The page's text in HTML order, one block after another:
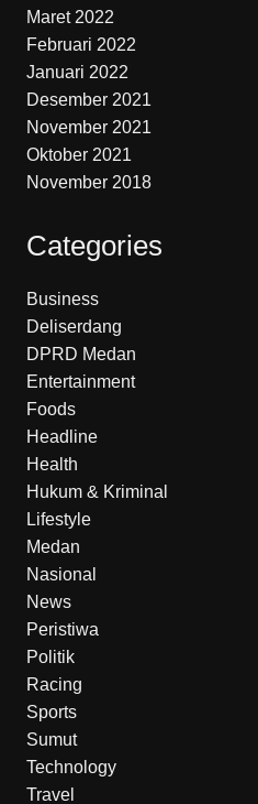
Maret 2022
Februari 2022
Januari 2022
Desember 2021
November 2021
Oktober 2021
November 2018
Categories
Business
Deliserdang
DPRD Medan
Entertainment
Foods
Headline
Health
Hukum & Kriminal
Lifestyle
Medan
Nasional
News
Peristiwa
Politik
Racing
Sports
Sumut
Technology
Travel